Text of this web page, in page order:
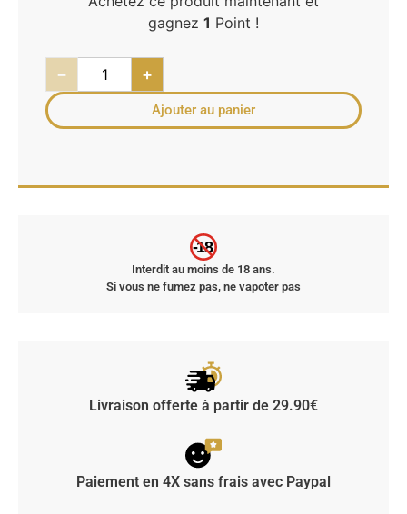
gagnez 1 Point !
− +
Ajouter au panier
-18
Interdit au moins de 18 ans.
Si vous ne fumez pas, ne vapoter pas
Livraison offerte à partir de 29.90€
Paiement en 4X sans frais avec Paypal